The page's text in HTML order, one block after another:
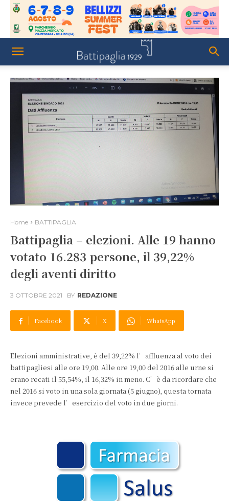
Home BATTIPAGLIA
Battipaglia – elezioni. Alle 19 hanno
votato 16.283 persone, il 39,22%
degli aventi diritto
3 OTTOBRE 2021 BY REDAZIONE
Facebook X WhatsApp
Elezioni amministrative, è del 39,22% l’affluenza al voto dei
battipagliesi alle ore 19,00. Alle ore 19,00 del 2016 alle urne si
erano recati il 55,54%, il 16,32% in meno. C’è da ricordare che
nel 2016 si voto in una sola giornata (5 giugno), questa tornata
invece prevede l’esercizio del voto in due giorni.